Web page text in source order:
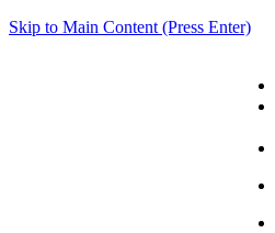
Skip to Main Content (Press Enter)